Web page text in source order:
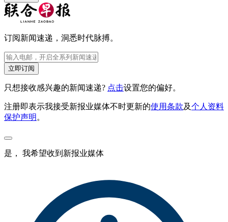
订阅新闻速递，洞悉时代脉搏。
立即订阅
只想接收感兴趣的新闻速递? 点击设置您的偏好。
注册即表示我接受新报业媒体不时更新的使用条款及个人资料
保护声明 。
是， 我希望收到新报业媒体